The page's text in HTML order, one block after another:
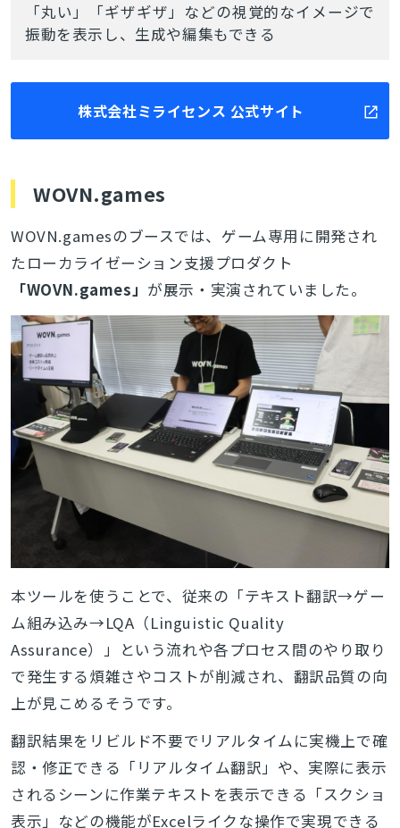
「丸い」「ギザギザ」などの視覚的なイメージで
振動を表示し、生成や編集もできる
株式会社ミライセンス 公式サイト
WOVN.games
WOVN.gamesのブースでは、ゲーム専用に開発され
たローカライゼーション支援プロダクト
「WOVN.games」 が展示・実演されていました。
本ツールを使うことで、従来の「テキスト翻訳→ゲー
ム組み込み→LQA（Linguistic Quality
Assurance）」という流れや各プロセス間のやり取り
で発生する煩雑さやコストが削減され、翻訳品質の向
上が見こめるそうです。
翻訳結果をリ ビルド不要でリアルタイムに実機上で確
認・修正できる「リアルタイム翻訳」や、実際に表示
されるシーンに作業テキストを表示できる「スクショ
表示」などの機能がExcelライクな操作で実現できる